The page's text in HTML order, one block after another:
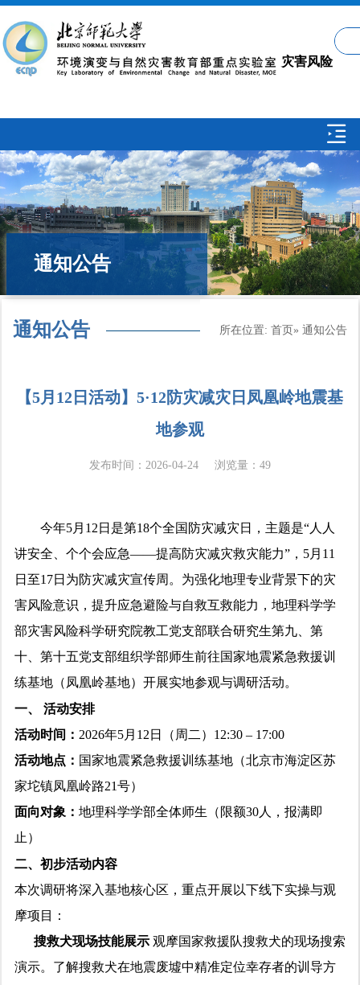
灾害风险
科学学科
介绍 /
the
Science
通知公告
通知公告 所在位置:首页» 通知公告
【5月12日活动】5·12防灾减灾日凤凰岭地震基
地参观
发布时间：2026-04-24 浏览量： 49
今年5月12日是第18个全国防灾减灾日，主题是“人人
讲安全、个个会应急——提高防灾减灾救灾能力”，5月11
日至17日为防灾减灾宣传周。为强化地理专业背景下的灾
害风险意识，提升应急避险与自救互救能力，地理科学学
部灾害风险科学研究院教工党支部联合研究生第九、第
十、第十五党支部组织学部师生前往国家地震紧急救援训
练基地（凤凰岭基地）开展实地参观与调研活动。
一、 活动安排
活动时间： 2026年5月12日（周二）12:30 – 17:00
活动地点： 国家地震紧急救援训练基地（北京市海淀区苏
家坨镇凤凰岭路21号）
面向对象： 地理科学学部全体师生（限额30人，报满即
止）
二、初步活动内容
本次调研将深入基地核心区，重点开展以下线下实操与观
摩项目：
搜救犬现场技能展示观摩国家救援队搜救犬的现场搜索
演示。了解搜救犬在地震废墟中精准定位幸存者的训导方